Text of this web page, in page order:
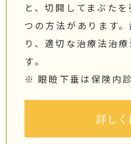
と、切開してまぶた
つの方法があります
り、適切な治療法治
す。
※ 眼瞼下垂は保険内診
詳しく